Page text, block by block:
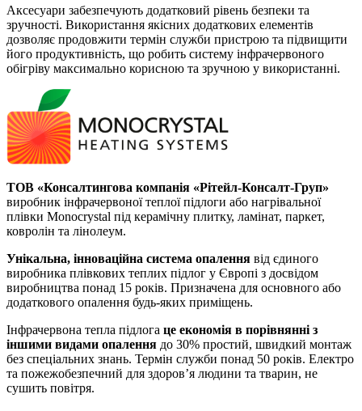
Аксесуари забезпечують додатковий рівень безпеки та
зручності. Використання якісних додаткових елементів
дозволяє продовжити термін служби пристрою та підвищити
його продуктивність, що робить систему інфрачервоного
обігріву максимально корисною та зручною у використанні.
ТОВ «Консалтингова компанія «Рітейл-Консалт-Груп»
виробник інфрачервоної теплої підлоги або нагрівальної
плівки Monocrystal під керамічну плитку, ламінат, паркет,
ковролін та лінолеум.
Унікальна, інноваційна система опалення від єдиного
виробника плівкових теплих підлог у Європі з досвідом
виробництва понад 15 років. Призначена для основного або
додаткового опалення будь-яких приміщень.
Інфрачервона тепла підлога це економія в порівнянні з
іншими видами опалення до 30% простий, швидкий монтаж
без спеціальних знань. Термін служби понад 50 років. Електро
та пожежобезпечний для здоров’я людини та тварин, не
сушить повітря.